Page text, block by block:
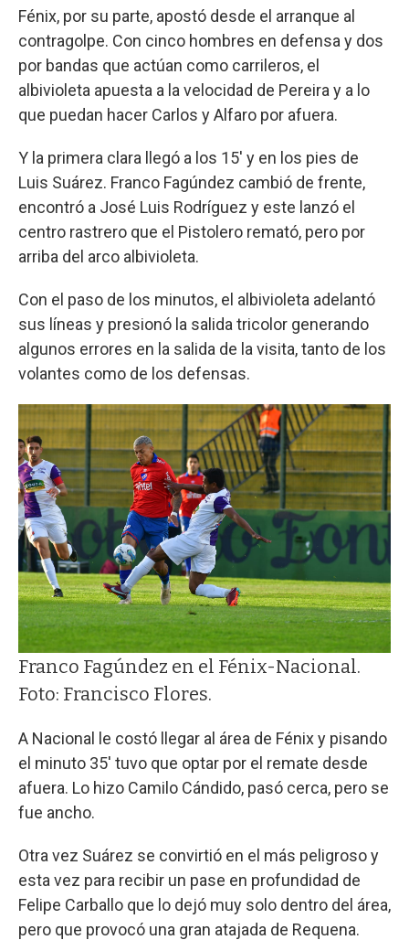
Fénix, por su parte, apostó desde el arranque al
contragolpe. Con cinco hombres en defensa y dos
por bandas que actúan como carrileros, el
albivioleta apuesta a la velocidad de Pereira y a lo
que puedan hacer Carlos y Alfaro por afuera.
Y la primera clara llegó a los 15' y en los pies de
Luis Suárez. Franco Fagúndez cambió de frente,
encontró a José Luis Rodríguez y este lanzó el
centro rastrero que el Pistolero remató, pero por
arriba del arco albivioleta.
Con el paso de los minutos, el albivioleta adelantó
sus líneas y presionó la salida tricolor generando
algunos errores en la salida de la visita, tanto de los
volantes como de los defensas.
Franco Fagúndez en el Fénix-Nacional.
Foto: Francisco Flores.
A Nacional le costó llegar al área de Fénix y pisando
el minuto 35' tuvo que optar por el remate desde
afuera. Lo hizo Camilo Cándido, pasó cerca, pero se
fue ancho.
Otra vez Suárez se convirtió en el más peligroso y
esta vez para recibir un pase en profundidad de
Felipe Carballo que lo dejó muy solo dentro del área,
pero que provocó una gran atajada de Requena.